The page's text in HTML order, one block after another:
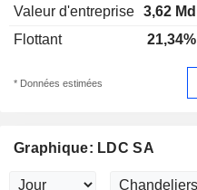
Valeur d'entreprise 3,62 Md
Flottant
21,34%
* Données estimées
Graphique: LDC SA